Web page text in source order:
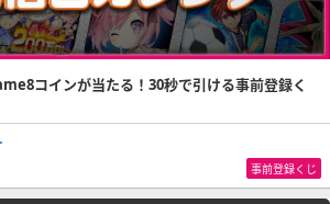
コインが当たる！30秒で引ける事前登録く
事前登録くじ